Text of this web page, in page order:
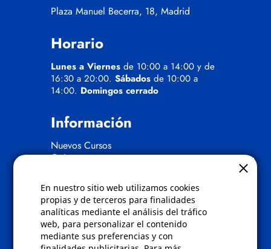
En nuestro sitio web utilizamos cookies
propias y de terceros para finalidades
analíticas mediante el análisis del tráfico
web, para personalizar el contenido
mediante sus preferencias y con
Plaza Manuel Becerra, 18, Madrid
Horario
Lunes a Viernes de 10:00 a 14:00 y de
16:30 a 20:00. Sábados de 10:00 a
14:00. Domingos cerrado
Información
Nuevos Cursos
Quienes somos
Políticas
Condiciones de compra
Aviso de privacidad